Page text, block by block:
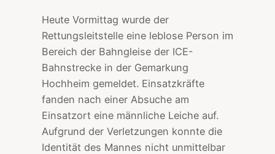
Heute Vormittag wurde der
Rettungsleitstelle eine leblose Person im
Bereich der Bahngleise der ICE-
Bahnstrecke in der Gemarkung
Hochheim gemeldet. Einsatzkräfte
fanden nach einer Absuche am
Einsatzort eine männliche Leiche auf.
Aufgrund der Verletzungen konnte die
Identität des Mannes nicht unmittelbar